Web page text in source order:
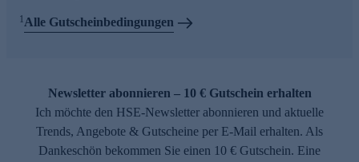
1Alle Gutscheinbedingungen
Newsletter abonnieren – 10 € Gutschein erhalten
Ich möchte den HSE-Newsletter abonnieren und aktuelle
Trends, Angebote & Gutscheine per E-Mail erhalten. Als
Dankeschön bekommen Sie einen 10 € Gutschein. Eine